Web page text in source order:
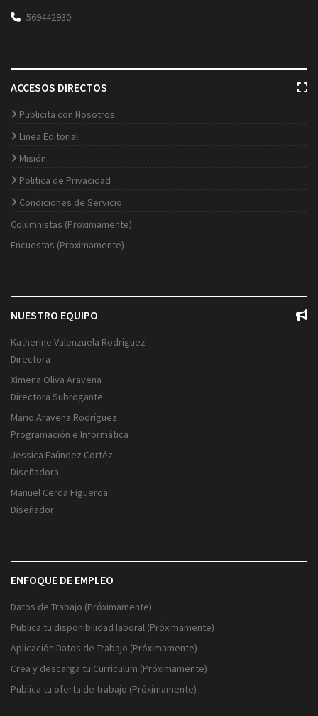
569442930
ACCESOS DIRECTOS
Publicita con Nosotros
Linea Editorial
Misión
Politica de Privacidad
Condiciones de Servicio
Columnistas (Proximamente)
Encuestas (Proximamente)
NUESTRO EQUIPO
Katherine Valenzuela Rodríguez
Directora
Ximena Oliva Aravena
Directora Subrogante
Mario Aravena Rodríguez
Programación e Informática
Jessica Faúndez Cortéz
Diseñadora
Manuel Cerda Figueroa
Diseñador
ENFOQUE DE EMPLEO
Datos de Trabajo (Próximamente)
Publica tu disponibilidad laboral (Próximamente)
Aplicación Datos de Trabajo (Próximamente)
Crea y descarga tu Curriculum (Próximamente)
Publica tu oferta de trabajo (Próximamente)